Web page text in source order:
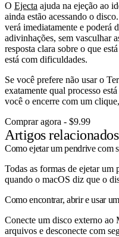
O Ejecta ajuda na ejeção ao
ainda estão acessando o
verá imediatamente e poderá
adivinhações, sem vasculhar
resposta clara sobre o que
está com dificuldades.
Se você prefere não usar o
exatamente qual processo
você o encerre com um
Comprar agora - $9.99
Artigos relacionados
Como ejetar um pendrive com
Todas as formas de ejetar
quando o macOS diz que o
Como encontrar, abrir e usar
Conecte um disco externo ao
arquivos e desconecte com